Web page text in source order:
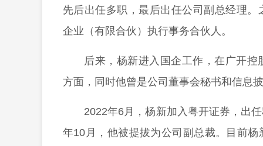
先后出任多职，最后出任公司副总经理
企业（有限合伙）执行事务合伙人。
后来，杨新进入国企工作，在广开
方面，同时他曾是公司董事会秘书和信息披
2022年6月，杨新加入粤开证券，出
年10月，他被提拔为公司副总裁。目前